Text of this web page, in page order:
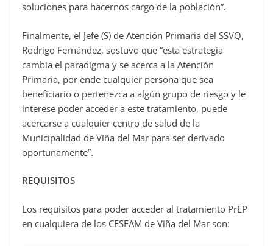
soluciones para hacernos cargo de la población”.
Finalmente, el Jefe (S) de Atención Primaria del SSVQ,
Rodrigo Fernández, sostuvo que “esta estrategia
cambia el paradigma y se acerca a la Atención
Primaria, por ende cualquier persona que sea
beneficiario o pertenezca a algún grupo de riesgo y le
interese poder acceder a este tratamiento, puede
acercarse a cualquier centro de salud de la
Municipalidad de Viña del Mar para ser derivado
oportunamente”.
REQUISITOS
Los requisitos para poder acceder al tratamiento PrEP
en cualquiera de los CESFAM de Viña del Mar son: